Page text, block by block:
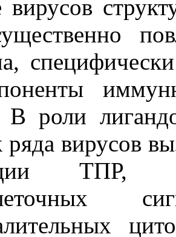
вирусов
В роли
ряда вирусов
ТПР,